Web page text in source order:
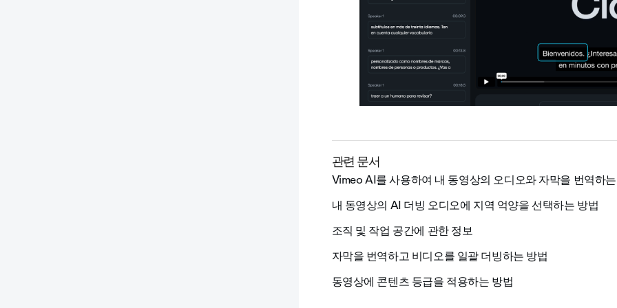
관련 문서
Vimeo AI를 사용하여 내 동영상의 오디오와 자막을 번역하
내 동영상의 AI 더빙 오디오에 지역 억양을 선택하는 방법
조직 및 작업 공간에 관한 정보
자막을 번역하고 비디오를 일괄 더빙하는 방법
동영상에 콘텐츠 등급을 적용하는 방법